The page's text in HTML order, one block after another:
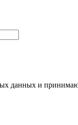
данных и